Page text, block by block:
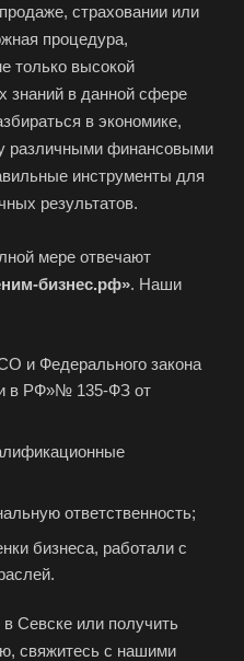
страховании или
процедура,
только высокой
знаний в данной сфере
в экономике,
различными финансовыми
инструменты для
результатов.
мере отвечают
бизнес.рф». Наши
и Федерального закона
в РФ»№ 135-ФЗ от
ответственность;
бизнеса, работали с
Севске или получить
свяжитесь с нашими